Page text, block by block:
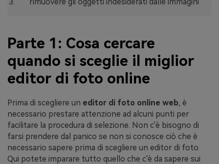
Parte 1: Cosa cercare
quando si sceglie il miglior
editor di foto online
Prima di scegliere un editor di foto online web, è
necessario prestare attenzione ad alcuni punti per
facilitare la procedura di selezione. Non c'è bisogno di
farsi prendere dal panico se non si conosce ciò che è
necessario sapere prima di scegliere un editor di foto.
Qui potete imparare tutto quello che c'è da sapere sui